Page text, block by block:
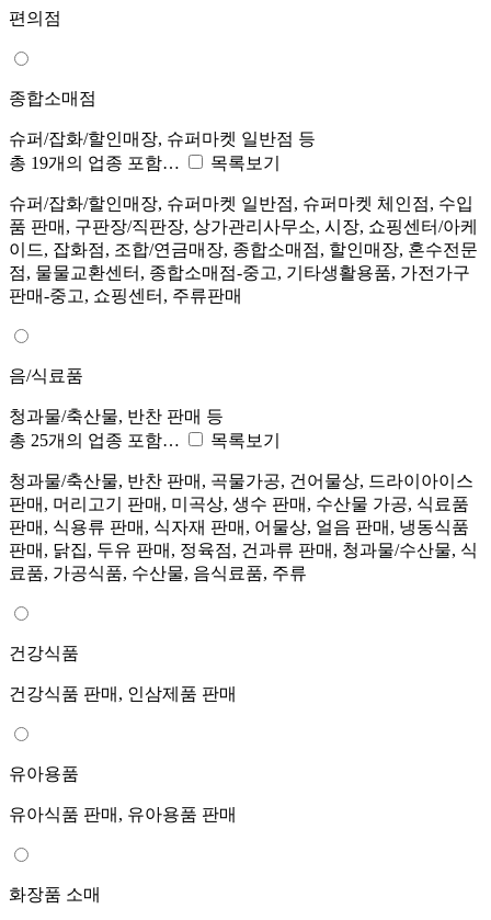
편의점
종합소매점
슈퍼/잡화/할인매장, 슈퍼마켓 일반점 등
총 19개의 업종 포함…
목록보기
슈퍼/잡화/할인매장, 슈퍼마켓 일반점, 슈퍼마켓 체인점, 수입
품 판매, 구판장/직판장, 상가관리사무소, 시장, 쇼핑센터/아케
이드, 잡화점, 조합/연금매장, 종합소매점, 할인매장, 혼수전문
점, 물물교환센터, 종합소매점-중고, 기타생활용품, 가전가구
판매-중고, 쇼핑센터, 주류판매
음/식료품
청과물/축산물, 반찬 판매 등
총 25개의 업종 포함…
목록보기
청과물/축산물, 반찬 판매, 곡물가공, 건어물상, 드라이아이스
판매, 머리고기 판매, 미곡상, 생수 판매, 수산물 가공, 식료품
판매, 식용류 판매, 식자재 판매, 어물상, 얼음 판매, 냉동식품
판매, 닭집, 두유 판매, 정육점, 건과류 판매, 청과물/수산물, 식
료품, 가공식품, 수산물, 음식료품, 주류
건강식품
건강식품 판매, 인삼제품 판매
유아용품
유아식품 판매, 유아용품 판매
화장품 소매